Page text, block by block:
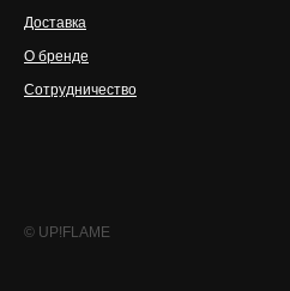
Доставка
О бренде
Сотрудничество
© UP!FLAME